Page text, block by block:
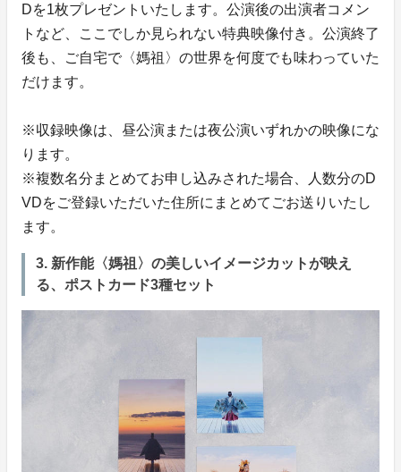
Dを1枚プレゼントいたします。公演後の出演者コメン
トなど、ここでしか見られない特典映像付き。公演終了
後も、ご自宅で〈媽祖〉の世界を何度でも味わっていた
だけます。
※収録映像は、昼公演または夜公演いずれかの映像にな
ります。
※複数名分まとめてお申し込みされた場合、人数分のD
VDをご登録いただいた住所にまとめてごお送りいたし
ます。
3. 新作能〈媽祖〉の美しいイメージカットが映え
る、ポストカード3種セット